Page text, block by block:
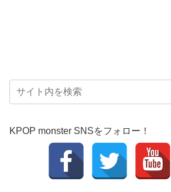
KPOP monster SNSをフォロー！